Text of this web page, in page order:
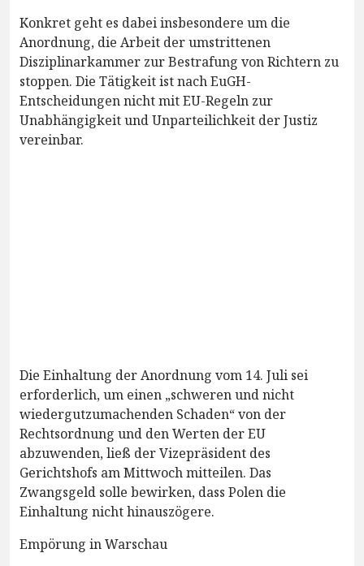
Konkret geht es dabei insbesondere um die
Anordnung, die Arbeit der umstrittenen
Disziplinarkammer zur Bestrafung von Richtern zu
stoppen. Die Tätigkeit ist nach EuGH-
Entscheidungen nicht mit EU-Regeln zur
Unabhängigkeit und Unparteilichkeit der Justiz
vereinbar.
Die Einhaltung der Anordnung vom 14. Juli sei
erforderlich, um einen „schweren und nicht
wiedergutzumachenden Schaden“ von der
Rechtsordnung und den Werten der EU
abzuwenden, ließ der Vizepräsident des
Gerichtshofs am Mittwoch mitteilen. Das
Zwangsgeld solle bewirken, dass Polen die
Einhaltung nicht hinauszögere.
Empörung in Warschau